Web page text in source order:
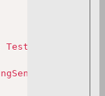
TestCase